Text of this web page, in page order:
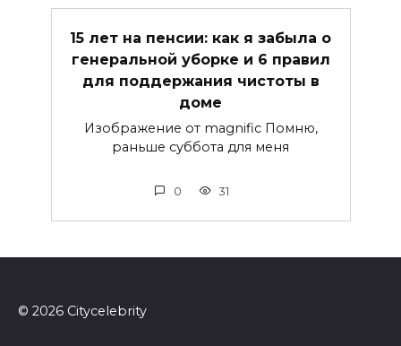
15 лет на пенсии: как я забыла о
генеральной уборке и 6 правил
для поддержания чистоты в
доме
Изображение от magnific Помню,
раньше суббота для меня
0 31
© 2026 Сitycelebrity